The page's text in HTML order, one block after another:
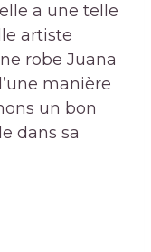
a une telle
artiste
robe Juana
manière
un bon
dans sa